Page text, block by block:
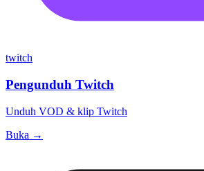
twitch
Pengunduh Twitch
Unduh VOD & klip Twitch
Buka →